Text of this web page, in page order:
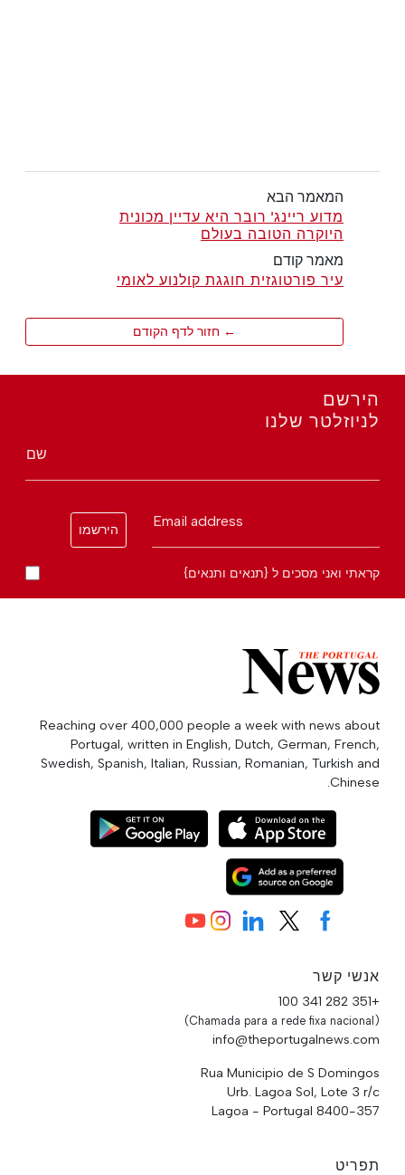
המאמר הבא
מדוע ריינג' רובר היא עדיין מכונית
היוקרה הטובה בעולם
מאמר קודם
עיר פורטוגזית חוגגת קולנוע לאומי
← חזור לדף הקודם
הירשם
לניוזלטר שלנו
שם
Email address
הירשמו
קראתי ואני מסכים ל {תנאים ותנאים}
Reaching over 400,000 people a week with news about
Portugal, written in English, Dutch, German, French,
Swedish, Spanish, Italian, Russian, Romanian, Turkish and
Chinese.
אנשי קשר
+351 282 341 100
(Chamada para a rede fixa nacional)
info@theportugalnews.com
Rua Municipio de S Domingos
Urb. Lagoa Sol, Lote 3 r/c
8400-357 Lagoa - Portugal
תפריט